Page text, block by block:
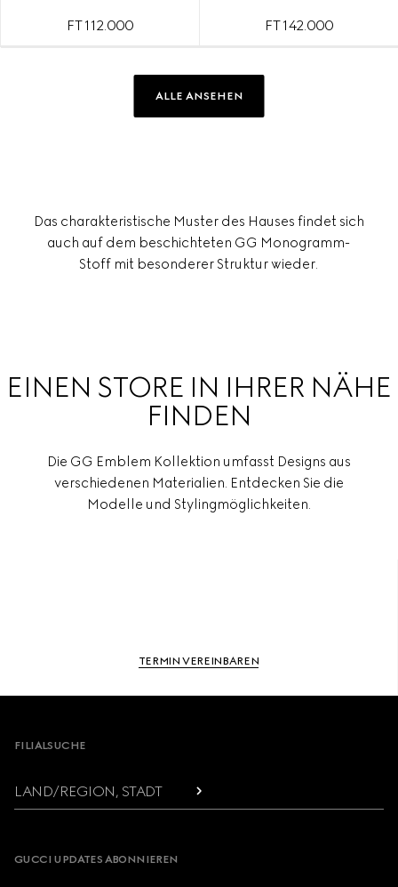
FT 112.000 FT 142.000
ALLE ANSEHEN
Das charakteristische Muster des Hauses findet sich
auch auf dem beschichteten GG Monogramm-
Stoff mit besonderer Struktur wieder.
EINEN STORE IN IHRER NÄHE
FINDEN
Die GG Emblem Kollektion umfasst Designs aus
verschiedenen Materialien. Entdecken Sie die
Modelle und Stylingmöglichkeiten.
TERMIN VEREINBAREN
Footer
FILIALSUCHE
LAND/REGION, STADT
GUCCI UPDATES ABONNIEREN